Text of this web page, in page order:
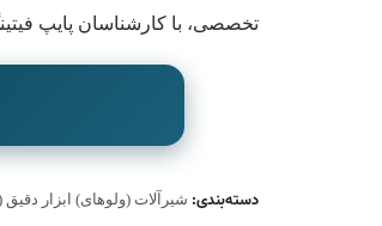
تخصصی، با کارشناسان پایپ
دسته‌بندی: شیرآلات (ولوهای) ابزار